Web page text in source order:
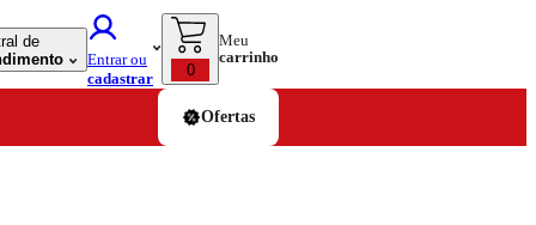
de
Entrar ou
cadastrar
0
Meu
carrinho
Ofertas